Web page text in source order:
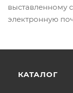
выставленному
электронную
КАТАЛОГ